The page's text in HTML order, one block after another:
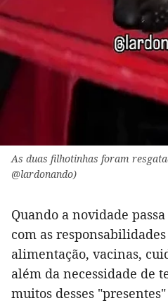
As duas filhotinhas foram
@lardonando)
Quando a novidade
com as
alimentação, vacinas,
além da necessidade de
muitos desses